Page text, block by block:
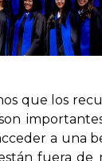
que los
a una
fuera de